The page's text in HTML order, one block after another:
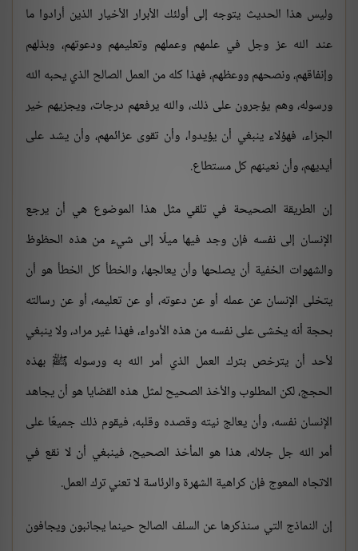
وليس هذا الحديث يتوجه إلى أولئك الأبرار الأخيار الذين أرادوا ما
عند الله عز وجل في علمهم وعملهم وتعليمهم ودعوتهم، وبذلهم
وإنفاقهم، ونصحهم ووعظهم، فهذا كله من العمل الصالح الذي يحبه الله
ورسوله، وهم يؤجرون على ذلك، والله يرفعهم درجات، ويجزيهم خير
الجزاء، فهؤلاء ينبغي أن يؤيدوا، وأن تقوى عزائمهم، وأن يشد على
أيديهم، وأن نعينهم كل مستطاع.
إن الطريقة الصحيحة في تلقي مثل هذا الموضوع هي أن يرجع
الإنسان إلى نفسه فإن وجد فيها ميلًا إلى شيء من هذه الحظوظ
والشهوات الخفية أن يصلحها وأن يعالجها، والخطأ كل الخطأ هو أن
يتخلى الإنسان عن عمله أو عن دعوته، أو عن تعليمه، أو عن رسالته
بحجة أنه يخشى على نفسه من هذه الأدواء، فهذا غير مراد، ولا ينبغي
لأحد أن يترخص بترك العمل الذي أمر الله به ورسوله ﷺ بهذه
الحجج، لكن المطلوب والأخذ الصحيح لمثل هذه القضايا هو أن يجاهد
الإنسان نفسه، وأن يعالج نيته وقصده وقلبه، فيقوم ذلك جميعًا على
أمر الله جل جلاله، هذا هو المأخذ الصحيح، فينبغي أن لا نقع في
الاتجاه المعوج فإن كراهية الشهرة والرئاسة لا تعني ترك العمل.
إن النماذج التي سنذكرها عن السلف الصالح حينما يجانبون ويجافون